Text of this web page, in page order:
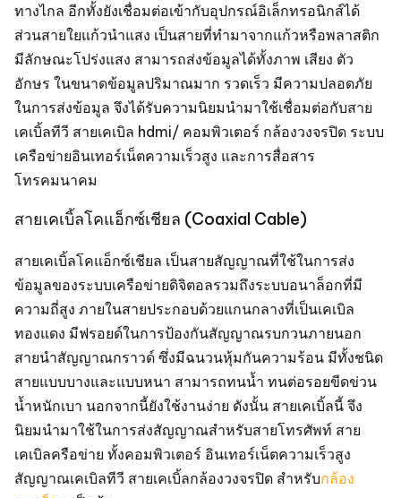
ทางไกล อีกทั้งยังเชื่อมต่อเข้ากับอุปกรณ์อิเล็กทรอนิกส์ได้
ส่วนสายใยแก้วนำแสง เป็นสายที่ทำมาจากแก้วหรือพลาสติก
มีลักษณะโปร่งแสง สามารถส่งข้อมูลได้ทั้งภาพ เสียง ตัว
อักษร ในขนาดข้อมูลปริมาณมาก รวดเร็ว มีความปลอดภัย
ในการส่งข้อมูล จึงได้รับความนิยมนำมาใช้เชื่อมต่อกับสาย
เคเบิ้ลทีวี สายเคเบิล hdmi/ คอมพิวเตอร์ กล้องวงจรปิด ระบบ
เครือข่ายอินเทอร์เน็ตความเร็วสูง และการสื่อสาร
โทรคมนาคม
สายเคเบิ้ลโคแอ็กซ์เชียล (Coaxial Cable)
สายเคเบิ้ลโคแอ็กซ์เชียล เป็นสายสัญญาณที่ใช้ในการส่ง
ข้อมูลของระบบเครือข่ายดิจิตอลรวมถึงระบบอนาล็อกที่มี
ความถี่สูง ภายในสายประกอบด้วยแกนกลางที่เป็นเคเบิล
ทองแดง มีฟรอยด์ในการป้องกันสัญญาณรบกวนภายนอก
สายนำสัญญาณกราวด์ ซึ่งมีฉนวนหุ้มกันความร้อน มีทั้งชนิด
สายแบบบางและแบบหนา สามารถทนน้ำ ทนต่อรอยขีดข่วน
น้ำหนักเบา นอกจากนี้ยังใช้งานง่าย ดังนั้น สายเคเบิ้ลนี้ จึง
นิยมนำมาใช้ในการส่งสัญญาณสำหรับสายโทรศัพท์ สาย
เคเบิลครือข่าย ทั้งคอมพิวเตอร์ อินเทอร์เน็ตความเร็วสูง
สัญญาณเคเบิลทีวี สายเคเบิ้ลกล้องวงจรปิด สำหรับกล้อง